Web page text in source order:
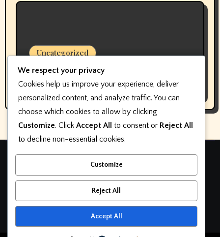
Uncategorized
Pembuat perangkat lunak keterlibatan
pelanggan dealer mengubah nama,
bukan fokus
Teknologi otomotif
otomatif
We respect your privacy
Cookies help us improve your experience, deliver
personalized content, and analyze traffic. You can
choose which cookies to allow by clicking
Customize. Click Accept All to consent or Reject All
to decline non-essential cookies.
Customize
Reject All
Accept All